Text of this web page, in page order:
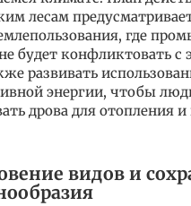
лесам
где
будет конфликтовать с
развивать
энергии, чтобы
дрова для отопления
видов и